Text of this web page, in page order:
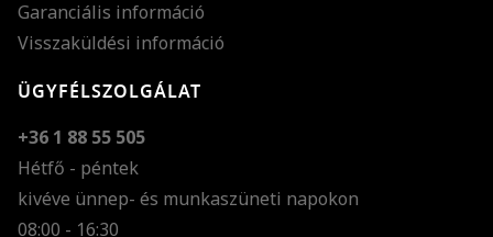
Garanciális információ
Visszaküldési információ
ÜGYFÉLSZOLGÁLAT
+36 1 88 55 505
Hétfő - péntek
kivéve ünnep- és munkaszüneti napokon
08:00 - 16:30